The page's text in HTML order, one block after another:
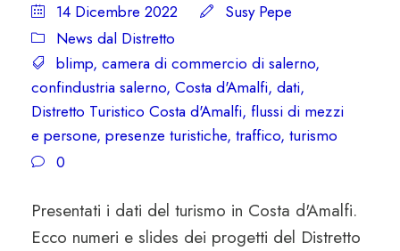
14 Dicembre 2022
Susy Pepe
News dal Distretto
blimp, camera di commercio di salerno,
confindustria salerno, Costa d'Amalfi, dati,
Distretto Turistico Costa d'Amalfi, flussi di mezzi
e persone, presenze turistiche, traffico, turismo
0
Presentati i dati del turismo in Costa d'Amalfi.
Ecco numeri e slides dei progetti del Distretto